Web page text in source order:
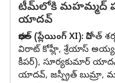
టీమ్‌లోకి మహమ్మద్
యాదవ్
భారత్ (ప్లేయింగ్ XI): రోహిత్
విరాట్ కోహ్లీ, శ్రేయాస్
కీపర్), సూర్యకుమార్
యాదవ్, జస్ప్రీత్ బుమ్రా,